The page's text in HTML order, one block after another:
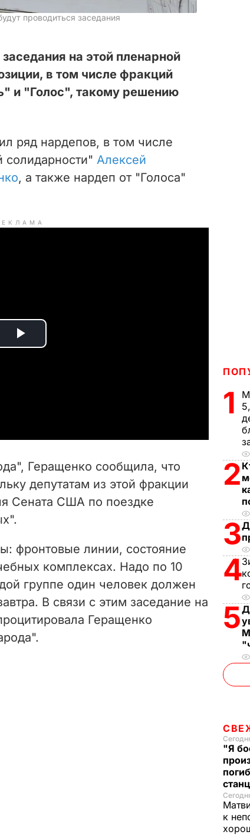
проводиться заседания
на этой пленарной
в том числе фракций
и "Голос", такому решению
ряд нардепов, в том числе
солидарности" Алексей
, а также нардеп от "Голоса"
P
i
d
o
Геращенко сообщила, что
депутатам из этой фракции
Сената США по поездке
фронтовые линии, состояние
комплексах. Надо по 10
группе один человек должен
В связи с этим заседание на
Геращенко
1
2
3
4
5
"Я
к